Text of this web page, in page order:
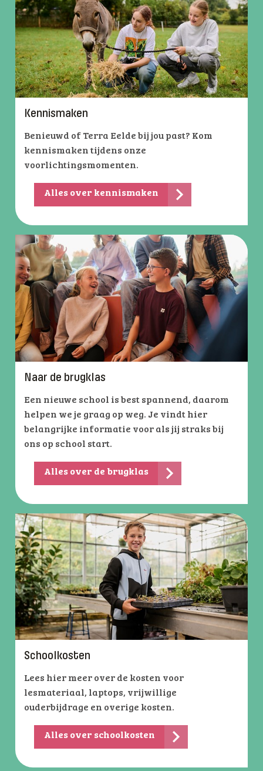
Kennismaken
Benieuwd of Terra Eelde bij jou past? Kom
kennismaken tijdens onze
voorlichtingsmomenten.
Alles over kennismaken
Naar de brugklas
Een nieuwe school is best spannend, daarom
helpen we je graag op weg. Je vindt hier
belangrijke informatie voor als jij straks bij
ons op school start.
Alles over de brugklas
Schoolkosten
Lees hier meer over de kosten voor
lesmateriaal, laptops, vrijwillige
ouderbijdrage en overige kosten.
Alles over schoolkosten